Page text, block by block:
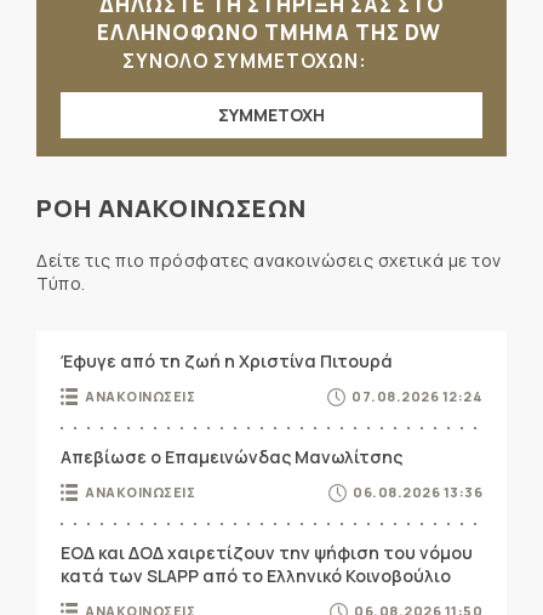
ΕΛΛΗΝΟΦΩΝΟ ΤΜΗΜΑ ΤΗΣ DW
ΣΥΝΟΛΟ ΣΥΜΜΕΤΟΧΩΝ:
ΣΥΜΜΕΤΟΧΗ
ΡΟΗ ΑΝΑΚΟΙΝΩΣΕΩΝ
Δείτε τις πιο πρόσφατες ανακοινώσεις σχετικά με τον
Τύπο.
Έφυγε από τη ζωή η Χριστίνα Πιτουρά
ΑΝΑΚΟΙΝΩΣΕΙΣ 07.08.2026 12:24
Απεβίωσε ο Επαμεινώνδας Μανωλίτσης
ΑΝΑΚΟΙΝΩΣΕΙΣ 06.08.2026 13:36
ΕΟΔ και ΔΟΔ χαιρετίζουν την ψήφιση του νόμου
κατά των SLAPP από το Ελληνικό Κοινοβούλιο
ΑΝΑΚΟΙΝΩΣΕΙΣ 06.08.2026 11:50